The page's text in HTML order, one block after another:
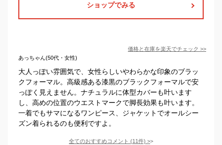
ショップでみる
価格と在庫を楽天でチェック >>
あっちゃん(50代・女性)
大人っぽい雰囲気で、女性らしいやわらかな印象のブラッ
クフォーマル。高級感ある漆黒のブラックフォーマルで安
っぽく見えません。ナチュラルに体型カバーも叶います
し、高めの位置のウエストマークで脚長効果も叶います。
一着でもサマになるワンピース、ジャケットでオールシー
ズン着られるのも便利ですよ。
全てのおすすめコメント (11件) >